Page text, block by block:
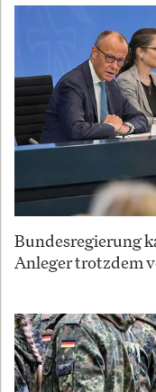
Bundesregierung
Anleger trotzdem